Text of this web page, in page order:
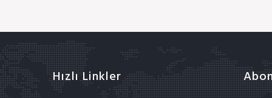
Hızlı Linkler